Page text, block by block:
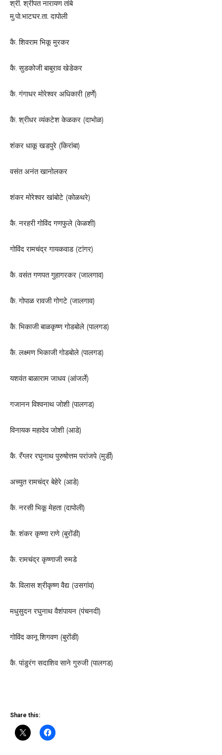
श्री. श्रीपत नारायण तांबे
मु.पो.भाटघर.ता. दापोली
कै. शिवराम भिकू मुरकर
कै. सुडकोजी बाबुराव खेडेकर
कै. गंगाधर मोरेश्वर अधिकारी (हर्णे)
कै. श्रीधर व्यंकटेश केळकर (दाभोळ)
शंकर धाकू खडपुरे (किरांबा)
वसंत अनंत खानोलकर
शंकर मोरेश्वर खांबोटे (कोळथरे)
कै. नरहरी गोविंद गणफुले (केळशी)
गोविंद रामचंद्र गायकवाड (टांगर)
कै. वसंत गणपत गुहागरकर (जालगाव)
कै. गोपाळ रावजी गोगटे (जालगाव)
कै. भिकाजी बाळकृष्ण गोडबोले (पालगड)
कै. लक्ष्मण भिकाजी गोडबोले (पालगड)
यशवंत बाळाराम जाधव (आंजर्ले)
गजानन विश्वनाथ जोशी (पालगड)
विनायक महादेव जोशी (आडे)
कै. रँग्लर रघुनाथ पुरुषोत्तम परांजपे (मुर्डी)
अच्युत रामचंद्र बेहेरे (आडे)
कै. नरसी भिकू मेहता (दापोली)
कै. शंकर कृष्णा राणे (बुरोंडी)
कै. रामचंद्र कृष्णाजी रुमडे
कै. विलास श्रीकृष्ण वैद्य (उसगांव)
मधुसुदन रघुनाथ वैशंपायन (पंचनदी)
गोविंद कानू शिगवण (बुरोंडी)
कै. पांडुरंग सदाशिव साने गुरुजी (पालगड)
Share this: